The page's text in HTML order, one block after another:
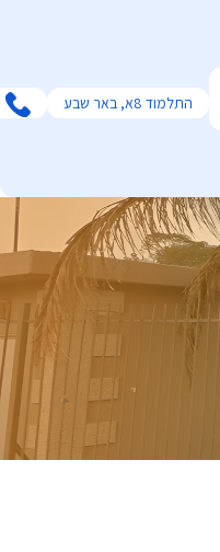
התלמוד 8א, באר שבע